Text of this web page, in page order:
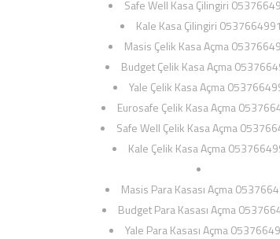
Safe Well Kasa Çilingiri
Kale Kasa Çilingiri
Masis Çelik Kasa Açma
Budget Çelik Kasa Açma
Yale Çelik Kasa Açma
Eurosafe Çelik Kasa Açma
Safe Well Çelik Kasa Açma
Kale Çelik Kasa Açma
Masis Para Kasası Açma
Budget Para Kasası Açma
Yale Para Kasası Açma